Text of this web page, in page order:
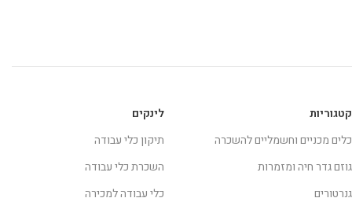
לינקים
תיקון כלי עבודה
השכרת כלי עבודה
כלי עבודה למכירה
קטגוריות
כלים מכניים וחשמליים להשכרה
גוזם גדר חיה ומזמרות
גנרטורים